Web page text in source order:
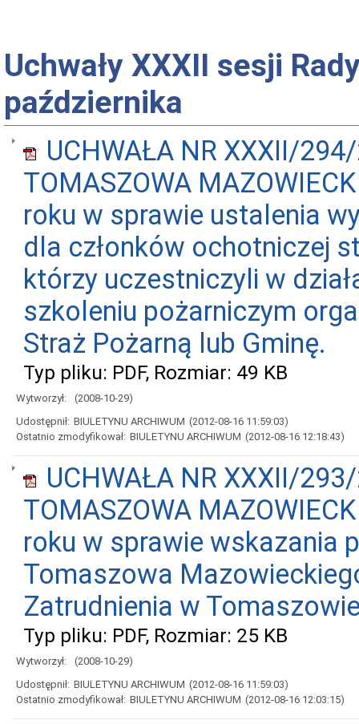
Uchwały XXXII sesji
października
UCHWAŁA NR XXXII/
TOMASZOWA
roku w sprawie ustalenia
dla członków ochotniczej
którzy uczestniczyli w
szkoleniu pożarniczym
Straż Pożarną lub Gminę.
Typ pliku: PDF, Rozmiar: 49 KB
Wytworzył:
(2008-10-29)
Udostępnił: BIULETYNU ARCHIWUM (2012-08-16 11:59:03)
Ostatnio zmodyfikował: BIULETYNU ARCHIWUM (2012-08-16 12:18:43)
UCHWAŁA NR XXXII/
TOMASZOWA
roku w sprawie wskazania
Tomaszowa
Zatrudnienia w
Typ pliku: PDF, Rozmiar: 25 KB
Wytworzył:
(2008-10-29)
Udostępnił: BIULETYNU ARCHIWUM (2012-08-16 11:59:03)
Ostatnio zmodyfikował: BIULETYNU ARCHIWUM (2012-08-16 12:03:15)